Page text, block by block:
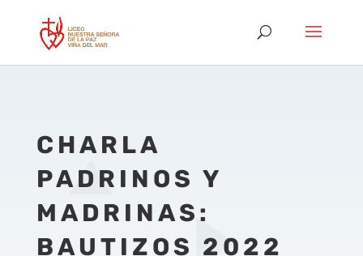
CHARLA
PADRINOS Y
MADRINAS:
BAUTIZOS 2022